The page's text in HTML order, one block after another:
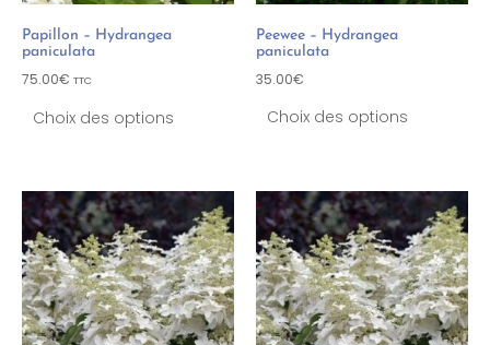
Papillon – Hydrangea
paniculata
75.00€ TTC
Choix des options
Peewee – Hydrangea
paniculata
35.00€
Choix des options